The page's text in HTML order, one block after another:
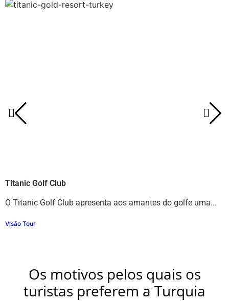
Titanic Golf Club
O Titanic Golf Club apresenta aos amantes do golfe uma...
Visão Tour
Os motivos pelos quais os
turistas preferem a Turquia